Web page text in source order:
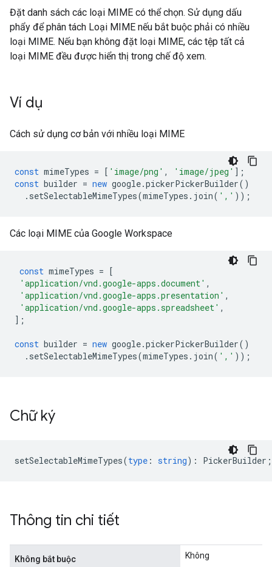
Đặt danh sách các loại MIME có thể chọn. Sử dụng dấu
phẩy để phân tách Loại MIME nếu bắt buộc phải có nhiều
loại MIME. Nếu bạn không đặt loại MIME, các tệp tất cả
loại MIME đều được hiển thị trong chế độ xem.
Ví dụ
Cách sử dụng cơ bản với nhiều loại MIME
const mimeTypes = [ 'image/png' , 'image/jpeg' ];
const builder = new google.pickerPickerBuilder()
. setSelectableMimeTypes(mimeTypes . join( ',' ));
Các loại MIME của Google Workspace
const mimeTypes = [
'application/vnd.google-apps.document' ,
'application/vnd.google-apps.presentation' ,
'application/vnd.google-apps.spreadsheet' ,
];
const builder = new google.pickerPickerBuilder()
. setSelectableMimeTypes(mimeTypes . join( ',' ));
Chữ ký
setSelectableMimeTypes(type : string) : PickerBuilder ;
Thông tin chi tiết
Không bắt buộc Không